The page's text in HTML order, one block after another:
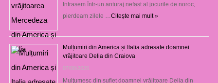
Intrasem într-un anturaj nefast al jocurile de noroc,
pierdeam zilele … Citește mai mult »
Mulțumiri din America și Italia adresate doamnei
vrăjitoare Delia din Craiova
07/08/2026
Mulţumesc din suflet doamnei vrăjitoare Delia din